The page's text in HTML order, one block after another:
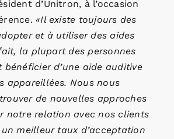
d’Unitron, à l’occasion
«Il existe toujours des
et à utiliser des aides
la plupart des personnes
d’une aide auditive
appareillées. Nous nous
de nouvelles approches
notre relation avec nos clients
meilleur taux d’acceptation